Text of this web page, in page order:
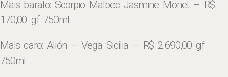
Mais barato: Scorpio Malbec Jasmine Monet – R$
170,00 gf 750ml
Mais caro: Alión – Vega Sicilia – R$ 2.690,00 gf
750ml